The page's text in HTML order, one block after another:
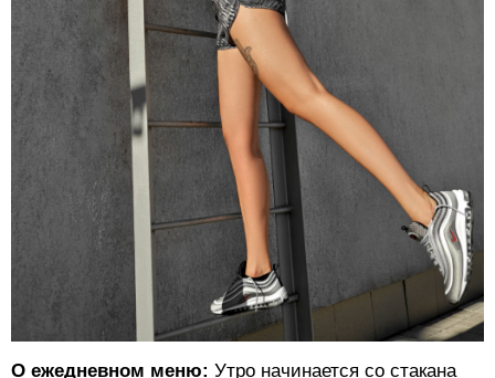
О ежедневном меню: Утро начинается со стакана